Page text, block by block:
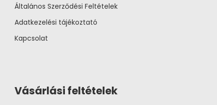
Általános Szerződési Feltételek
Adatkezelési tájékoztató
Kapcsolat
Vásárlási feltételek